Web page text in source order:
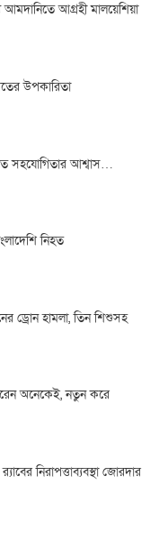
আমদানিতে আগ্রহী মালয়েশিয়া
উপকারিতা
সহযোগিতার আশ্বাস…
নিহত
ড্রোন হামলা, তিন শিশুসহ
অনেকেই, নতুন করে
নিরাপত্তাব্যবস্থা জোরদার